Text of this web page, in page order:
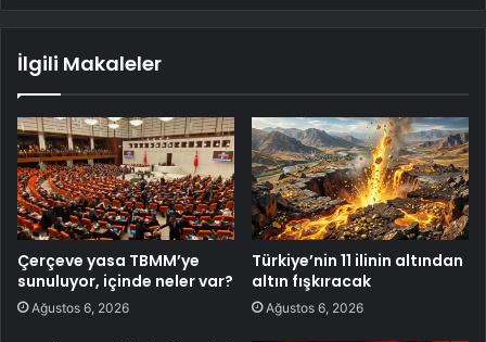
İlgili Makaleler
Çerçeve yasa TBMM’ye
sunuluyor, içinde neler var?
Ağustos 6, 2026
Türkiye’nin 11 ilinin altından
altın fışkıracak
Ağustos 6, 2026